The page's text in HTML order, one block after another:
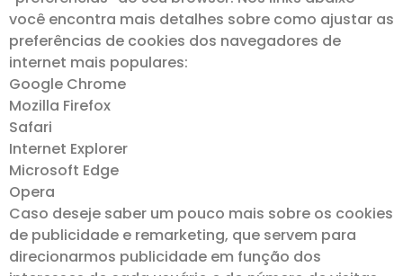
você encontra mais detalhes sobre como ajustar as
preferências de cookies dos navegadores de
internet mais populares:
Google Chrome
Mozilla Firefox
Safari
Internet Explorer
Microsoft Edge
Opera
Caso deseje saber um pouco mais sobre os cookies
de publicidade e remarketing, que servem para
direcionarmos publicidade em função dos